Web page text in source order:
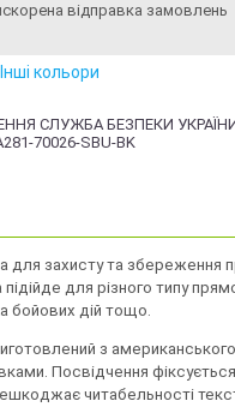
відправка замовлень
Інші кольори
для захисту та збереження
для різного типу
бойових дій тощо.
з
Посвідчення
читабельності